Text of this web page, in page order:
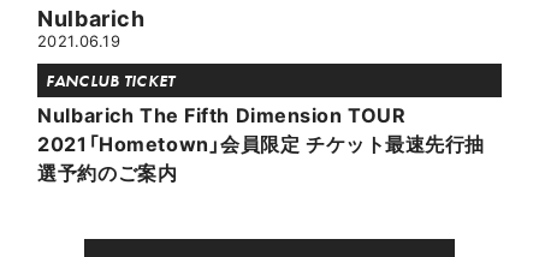
Nulbarich
2021.06.19
FANCLUB TICKET
Nulbarich The Fifth Dimension TOUR
2021「Hometown」会員限定 チケット最速先行抽
選予約のご案内